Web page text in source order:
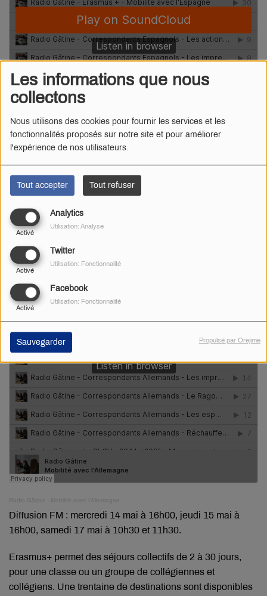
Les informations que nous
collectons
Nous utilisons des cookies pour fournir les services et les
fonctionnalités proposés sur notre site et pour améliorer
l'expérience de nos utilisateurs.
Tout accepter Tout refuser
Analytics
Activé
Utilisation: Analyse
Twitter
Activé
Utilisation: Fonctionnalité
Facebook
Activé
Utilisation: Fonctionnalité
Sauvegarder Propulsé par Orejime
Erasmus + - Mobolité avec l'Espagne
Mobilité avec l'Allemagne
Radio Gâtine Mobilité avec l'Allemagne
Diffusion FM : mercredi 14 mai à 16h00, jeudi 15 mai à
16h00, samedi 17 mai à 10h30 et 11h30.
Erasmus+ permet des séjours collectifs de 2 à 30 jours,
pour une classe ou un groupe de collégiennes et
collégiens. Une trentaine de destinations sont disponibles